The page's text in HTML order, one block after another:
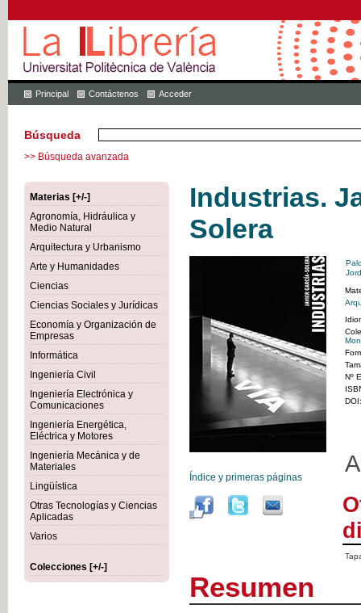
Principal Contáctenos Acceder
Búsqueda
>> Búsqueda avanzada
Materias [+/-]
Agronomía, Hidráulica y
Medio Natural
Arquitectura y Urbanismo
Arte y Humanidades
Ciencias
Ciencias Sociales y Jurídicas
Economía y Organización de
Empresas
Informática
Ingeniería Civil
Ingeniería Electrónica y
Comunicaciones
Ingeniería Energética,
Eléctrica y Motores
Ingeniería Mecánica y de
Materiales
Lingüística
Otras Tecnologías y Ciencias
Aplicadas
Varios
Colecciones [+/-]
Industrias.
Solera
Índice y primeras páginas
Nº
Resumen